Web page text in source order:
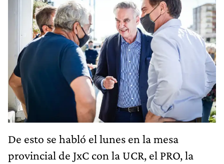
De esto se habló el lunes en la mesa
provincial de JxC con la UCR, el PRO, la